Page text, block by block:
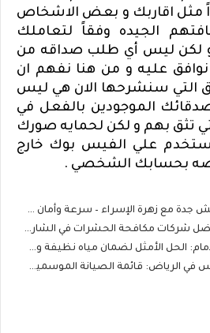
مثل اقاربك و بعض الاشخاص
الجيده وفقاً لتعاملك
لكن ليس أي طلب صداقه من
عليه و من هنا نفهم ان
التي سنشرحها الان هي ليس
الموجودين بالفعل في
تثق بهم و لكن لحمايه صورك
علي الفيس بوك خارج
بحسابك الشخصي .
زهرة الإسراء – سرعة وأمان في النقل
في الشارقة، عجمان، الفجيرة، خورفكان، كلباء، والذيد
الحل الأمثل لضمان مياه نظيفة وصحية
قائمة الصيانة الموسمية لمنزلك